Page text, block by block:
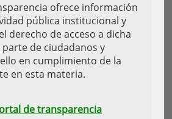
ofrece información
pública institucional y
derecho de acceso a dicha
de ciudadanos y
en cumplimiento de la
en esta materia.
de transparencia